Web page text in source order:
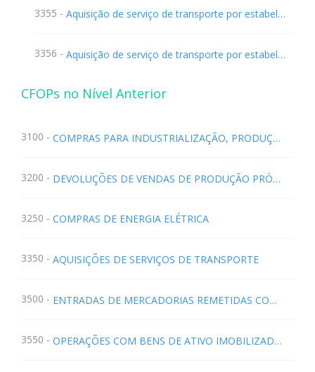
3355 - Aquisição de serviço de transporte por estabelecimento de geradora ou de distribuidora de energia elétrica
3356 - Aquisição de serviço de transporte por estabelecimento de produtor rural
CFOPs no Nível Anterior
3100 - COMPRAS PARA INDUSTRIALIZAÇÃO, PRODUÇÃO RURAL, COMERCIALIZAÇÃO OU PRESTAÇÃO DE SERVIÇOS (NR Ajuste SINIEF 05/2005) (Decreto 28.868/2006)
3200 - DEVOLUÇÕES DE VENDAS DE PRODUÇÃO PRÓPRIA, DE TERCEIROS OU ANULAÇÕES DE VALORES
3250 - COMPRAS DE ENERGIA ELÉTRICA
3350 - AQUISIÇÕES DE SERVIÇOS DE TRANSPORTE
3500 - ENTRADAS DE MERCADORIAS REMETIDAS COM FIM ESPECÍFICO DE EXPORTAÇÃO E EVENTUAIS DEVOLUÇÕES
3550 - OPERAÇÕES COM BENS DE ATIVO IMOBILIZADO E MATERIAIS PARA USO OU CONSUMO